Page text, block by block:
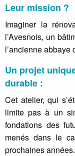
Leur mission ?
Imaginer la
l’Avesnois, un
l’ancienne abbaye
Un projet
durable :
Cet atelier, qui
limite pas à un
fondations des
menés dans le
prochaines années.